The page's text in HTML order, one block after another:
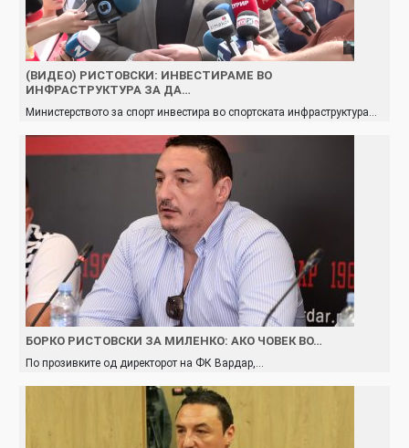
(ВИДЕО) РИСТОВСКИ: ИНВЕСТИРАМЕ ВО
ИНФРАСТРУКТУРА ЗА ДА…
Министерството за спорт инвестира во спортската инфраструктура…
БОРКО РИСТОВСКИ ЗА МИЛЕНКО: АКО ЧОВЕК ВО…
По прозивките од директорот на ФК Вардар,…